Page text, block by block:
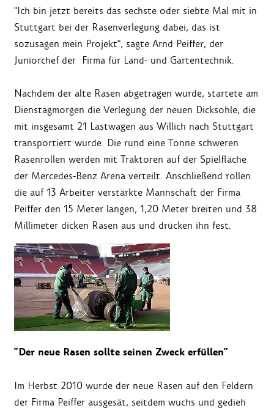
"Ich bin jetzt bereits das sechste oder siebte Mal mit in
Stuttgart bei der Rasenverlegung dabei, das ist
sozusagen mein Projekt", sagte Arnd Peiffer, der
Juniorchef der Firma für Land- und Gartentechnik.
Nachdem der alte Rasen abgetragen wurde, startete am
Dienstagmorgen die Verlegung der neuen Dicksohle, die
mit insgesamt 21 Lastwagen aus Willich nach Stuttgart
transportiert wurde. Die rund eine Tonne schweren
Rasenrollen werden mit Traktoren auf der Spielfläche
der Mercedes-Benz Arena verteilt. Anschließend rollen
die auf 13 Arbeiter verstärkte Mannschaft der Firma
Peiffer den 15 Meter langen, 1,20 Meter breiten und 38
Millimeter dicken Rasen aus und drücken ihn fest.
"Der neue Rasen sollte seinen Zweck erfüllen"
Im Herbst 2010 wurde der neue Rasen auf den Feldern
der Firma Peiffer ausgesät, seitdem wuchs und gedieh